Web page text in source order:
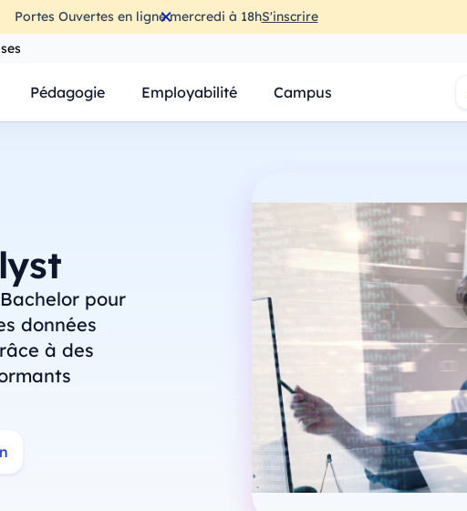
Portes Ouvertes en ligne mercredi à 18hS'inscrire
Pédagogie Employabilité Campus
pour
données
à des